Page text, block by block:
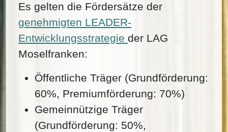
Es gelten die Fördersätze der
genehmigten LEADER-
Entwicklungsstrategie der LAG
Moselfranken:
Öffentliche Träger (Grundförderung:
60%, Premiumförderung: 70%)
Gemeinnützige Träger
(Grundförderung: 50%,